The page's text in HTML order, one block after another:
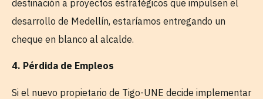
destinación a proyectos estratégicos que impulsen el
desarrollo de Medellín, estaríamos entregando un
cheque en blanco al alcalde.
4. Pérdida de Empleos
Si el nuevo propietario de Tigo-UNE decide implementar